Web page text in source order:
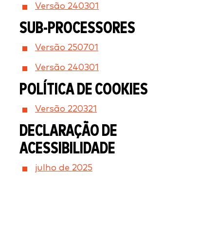
Versão 240301
SUB-PROCESSORES
Versão 250701
Versão 240301
POLÍTICA DE COOKIES
Versão 220321
DECLARAÇÃO DE
ACESSIBILIDADE
julho de 2025